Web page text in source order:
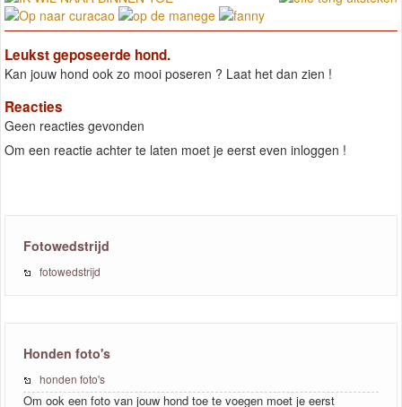
Leukst geposeerde hond.
Kan jouw hond ook zo mooi poseren ? Laat het dan zien !
Reacties
Geen reacties gevonden
Om een reactie achter te laten moet je eerst even inloggen !
Fotowedstrijd
fotowedstrijd
Honden foto's
honden foto's
Om ook een foto van jouw hond toe te voegen moet je eerst